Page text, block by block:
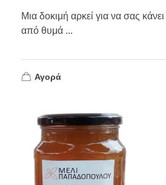
Μια δοκιμή αρκεί για να σας
από θυμά ...
Αγορά